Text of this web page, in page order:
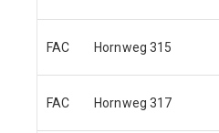
FAC Hornweg 315
FAC Hornweg 317